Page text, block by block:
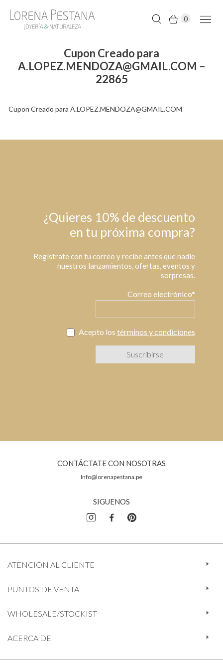
0
Cupon Creado para
A.LOPEZ.MENDOZA@GMAIL.COM –
22865
Cupon Creado para A.LOPEZ.MENDOZA@GMAIL.COM
¿Quieres 10% de descuento
en tu próxima compra?
Regístrate con tu correo y recibe antes que nadie
nuestros lanzamientos, ofertas, eventos y
sorpresas.
Correo electrónico*
Acepto los términos y condiciones
CONTÁCTATE CON NOSOTRAS
Info@lorenapestana.pe
SIGUENOS
ATENCIÓN AL CLIENTE
PUNTOS DE VENTA
WHOLESALE/STOCKIST
ACERCA DE